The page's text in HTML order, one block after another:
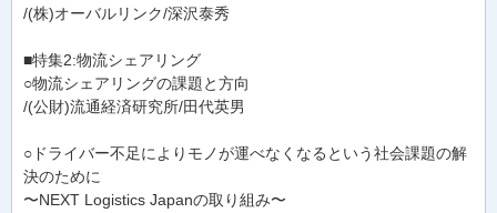
/(株)オーバルリンク/深沢泰秀
■特集2:物流シェアリング
○物流シェアリングの課題と方向
/(公財)流通経済研究所/田代英男
○ドライバー不足によりモノが運べなくなるという社会課題の解
決のために
〜NEXT Logistics Japanの取り組み〜